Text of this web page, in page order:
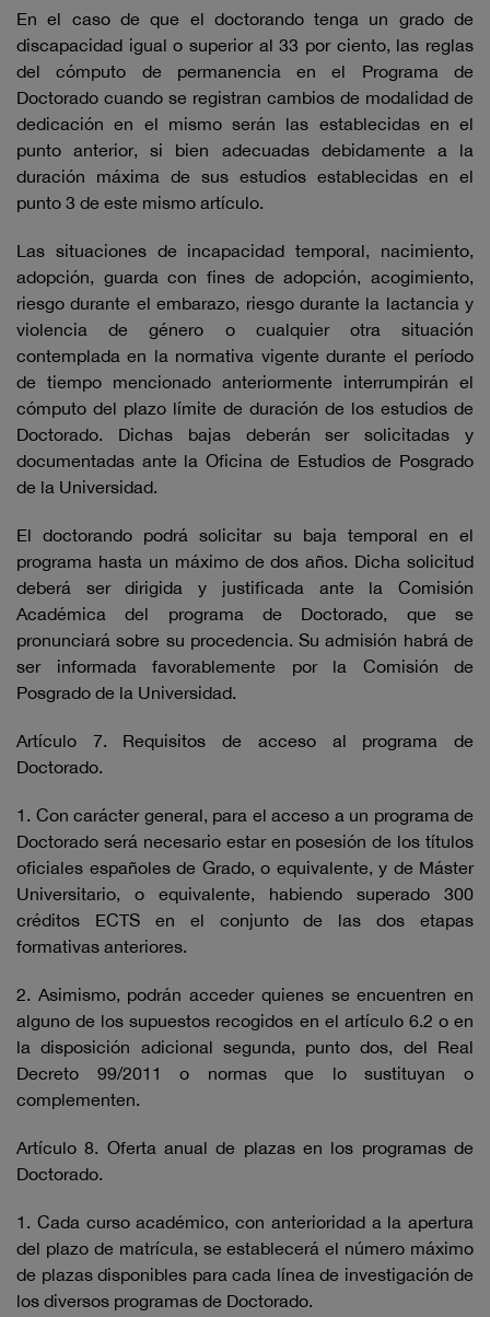
En el caso de que el doctorando tenga un grado de
discapacidad igual o superior al 33 por ciento, las reglas
del cómputo de permanencia en el Programa de
Doctorado cuando se registran cambios de modalidad de
dedicación en el mismo serán las establecidas en el
punto anterior, si bien adecuadas debidamente a la
duración máxima de sus estudios establecidas en el
punto 3 de este mismo artículo.
Las situaciones de incapacidad temporal, nacimiento,
adopción, guarda con fines de adopción, acogimiento,
riesgo durante el embarazo, riesgo durante la lactancia y
violencia de género o cualquier otra situación
contemplada en la normativa vigente durante el período
de tiempo mencionado anteriormente interrumpirán el
cómputo del plazo límite de duración de los estudios de
Doctorado. Dichas bajas deberán ser solicitadas y
documentadas ante la Oficina de Estudios de Posgrado
de la Universidad.
El doctorando podrá solicitar su baja temporal en el
programa hasta un máximo de dos años. Dicha solicitud
deberá ser dirigida y justificada ante la Comisión
Académica del programa de Doctorado, que se
pronunciará sobre su procedencia. Su admisión habrá de
ser informada favorablemente por la Comisión de
Posgrado de la Universidad.
Artículo 7. Requisitos de acceso al programa de
Doctorado.
1. Con carácter general, para el acceso a un programa de
Doctorado será necesario estar en posesión de los títulos
oficiales españoles de Grado, o equivalente, y de Máster
Universitario, o equivalente, habiendo superado 300
créditos ECTS en el conjunto de las dos etapas
formativas anteriores.
2. Asimismo, podrán acceder quienes se encuentren en
alguno de los supuestos recogidos en el artículo 6.2 o en
la disposición adicional segunda, punto dos, del Real
Decreto 99/2011 o normas que lo sustituyan o
complementen.
Artículo 8. Oferta anual de plazas en los programas de
Doctorado.
1. Cada curso académico, con anterioridad a la apertura
del plazo de matrícula, se establecerá el número máximo
de plazas disponibles para cada línea de investigación de
los diversos programas de Doctorado.